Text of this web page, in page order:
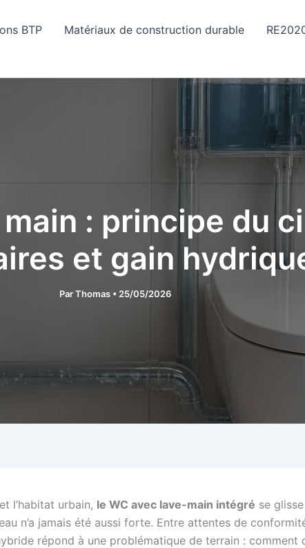
BTP Matériaux de construction durable
: principe du
et gain
ParThomas • 25/05/2026
l’habitat urbain, le WC avec lave-main intégré se
n’a jamais été aussi forte. Entre attentes de
répond à une problématique de terrain :